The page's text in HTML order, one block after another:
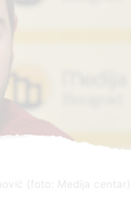
(foto: Medija centar)